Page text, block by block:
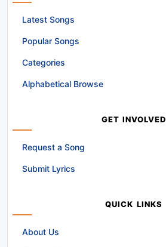
Latest Songs
Popular Songs
Categories
Alphabetical Browse
GET INVOLVED
Request a Song
Submit Lyrics
QUICK LINKS
About Us